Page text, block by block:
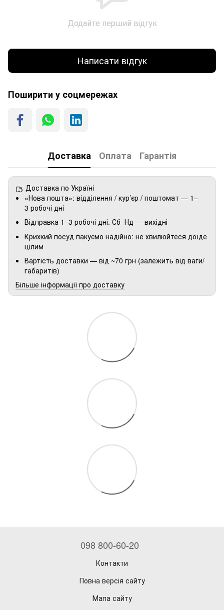
Додайте перший відгук
Написати відгук
Поширити у соцмережах
Доставка Оплата Гарантія
Доставка по Україні
«Нова пошта»: відділення / кур’єр / поштомат — 1–
3 робочі дні
Відправка 1–3 робочі дні. Сб–Нд — вихідні
Крихкий посуд пакуємо надійно: не хвилюйтеся доїде
цілим
Вартість доставки — від ~70 грн (залежить від ваги/
габаритів)
Більше інформації про доставку
098 800-60-20
Контакти
Повна версія сайту
Мапа сайту